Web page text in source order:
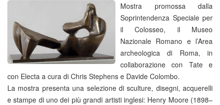
Mostra promossa dalla
Soprintendenza Speciale per
il Colosseo, il Museo
Nazionale Romano e l’Area
archeologica di Roma, in
collaborazione con Tate e
con Electa a cura di Chris Stephens e Davide Colombo.
La mostra presenta una selezione di sculture, disegni, acquerelli
e stampe di uno dei più grandi artisti inglesi: Henry Moore (1898–